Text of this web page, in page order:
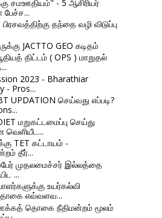
சமஊதியம்" - 5 ஆசிரியர்
தந்தை வழி விடுப்பு
JACTTO GEO கடிதம்
திட்டம் ( OPS ) மாறுதல்
2023 - Bharathiar
- Pros...
UPDATION செய்வது எப்படி?
மறுகட்டமைப்பு செய்து
TET கட்டாயம் -
தீர்...
முதலமைச்சர் இல்லத்தை
...
உயர்கல்வி
எவ்வளவ...
தொகை நீதிமன்றம் மூலம்